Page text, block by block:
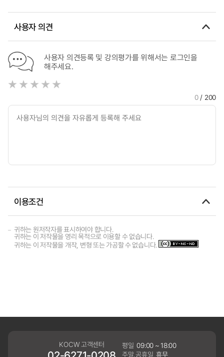
spoken Countries
사용자 의견
사용자 의견등록 및 강의평가를 위해서는 로그인을
해주세요.
0/ 200
이용조건
귀하는 원저작자를 표시하여야 합니다.
귀하는 이 저작물을 영리 목적으로 이용할 수 없습니다.
귀하는 이 저작물을 개작, 변형 또는 가공할 수 없습니다.
KOCW 고객센터 평일 09:00 ~ 18:00
주말,공휴일 휴무